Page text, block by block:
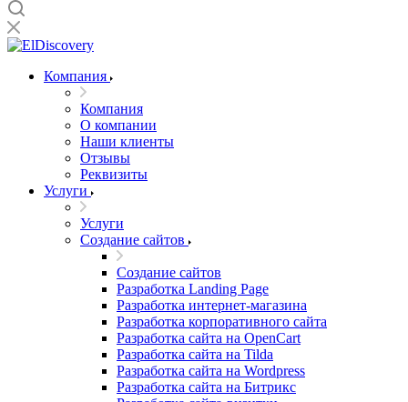
Компания
Компания
О компании
Наши клиенты
Отзывы
Реквизиты
Услуги
Услуги
Создание сайтов
Создание сайтов
Разработка Landing Page
Разработка интернет-магазина
Разработка корпоративного сайта
Разработка сайта на OpenCart
Разработка сайта на Tilda
Разработка сайта на Wordpress
Разработка сайта на Битрикс